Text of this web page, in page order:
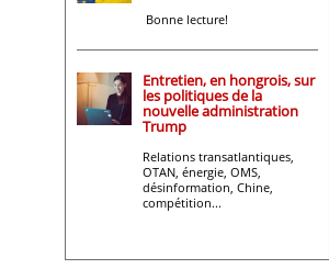
Bonne lecture!
Entretien, en hongrois, sur
les politiques de la
nouvelle administration
Trump
Relations transatlantiques,
OTAN, énergie, OMS,
désinformation, Chine,
compétition...